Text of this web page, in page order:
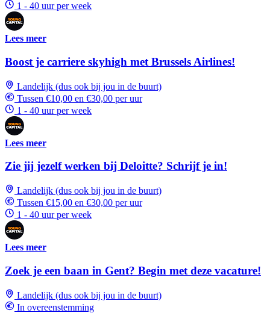
1 - 40 uur per week
Lees meer
Boost je carriere skyhigh met Brussels Airlines!
Landelijk (dus ook bij jou in de buurt)
Tussen €10,00 en €30,00 per uur
1 - 40 uur per week
Lees meer
Zie jij jezelf werken bij Deloitte? Schrijf je in!
Landelijk (dus ook bij jou in de buurt)
Tussen €15,00 en €30,00 per uur
1 - 40 uur per week
Lees meer
Zoek je een baan in Gent? Begin met deze vacature!
Landelijk (dus ook bij jou in de buurt)
In overeenstemming